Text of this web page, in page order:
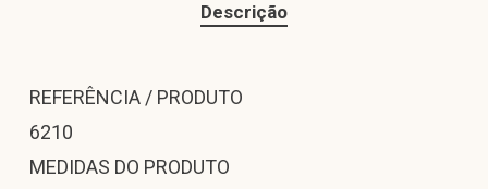
Descrição
REFERÊNCIA / PRODUTO
6210
MEDIDAS DO PRODUTO